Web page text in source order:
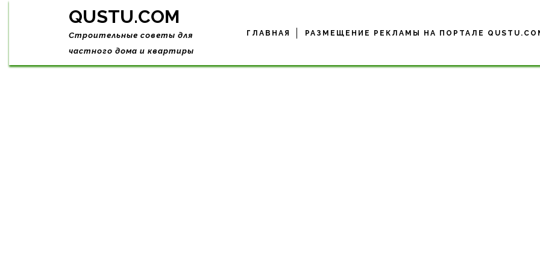
Skip
QUSTU.COM
Строительные советы для
частного дома и квартиры
ГЛАВНАЯ РАЗМЕЩЕНИЕ РЕКЛАМЫ НА ПОРТАЛЕ